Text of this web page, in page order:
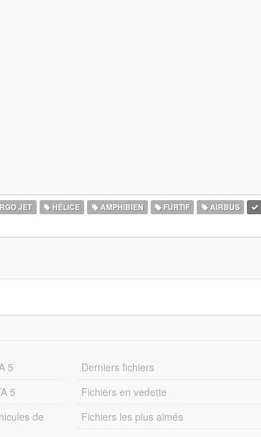
JET HÉLICE AMPHIBIEN FURTIF AIRBUS
5
5
de
Derniers fichiers
Fichiers en vedette
Fichiers les plus aimés